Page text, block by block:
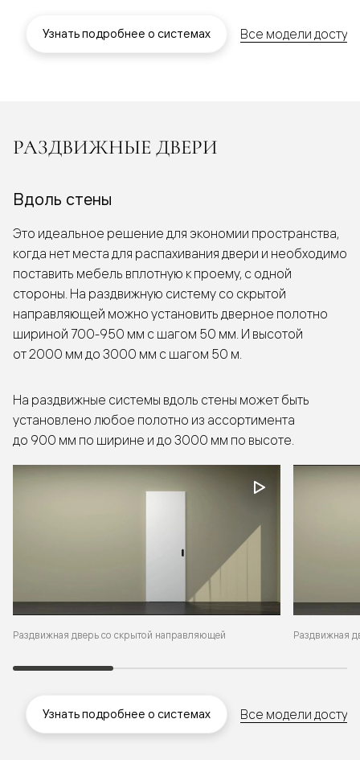
Узнать подробнее о системах Все модели
РАЗДВИЖНЫЕ ДВЕРИ
Вдоль стены
Это идеальное решение для экономии пространства,
когда нет места для распахивания двери и необходимо
поставить мебель вплотную к проему, с одной
стороны. На раздвижную систему со скрытой
направляющей можно установить дверное полотно
шириной 700-950 мм с шагом 50 мм. И высотой
от 2000 мм до 3000 мм с шагом 50 м.
На раздвижные системы вдоль стены может быть
установлено любое полотно из ассортимента
до 900 мм по ширине и до 3000 мм по высоте.
Раздвижная дверь со скрытой направляющей Раздвижная
Узнать подробнее о системах Все модели